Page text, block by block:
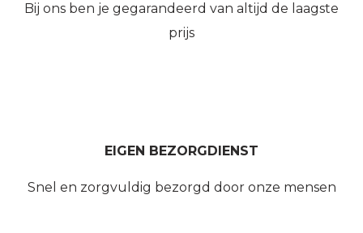
Bij ons ben je gegarandeerd van altijd de laagste
prijs
EIGEN BEZORGDIENST
Snel en zorgvuldig bezorgd door onze mensen